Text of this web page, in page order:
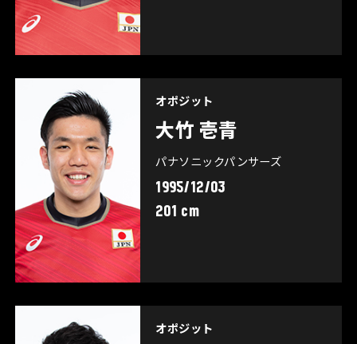
オポジット
大竹 壱青
パナソニックパンサーズ
1995/12/03
201 cm
オポジット